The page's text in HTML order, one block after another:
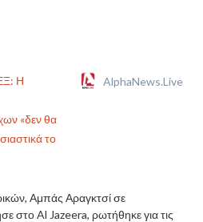
Η
«δεν θα
το
AlphaNews.Live
Αμπάς Αραγκτσί σε
στο Al Jazeera, ρωτήθηκε για τις